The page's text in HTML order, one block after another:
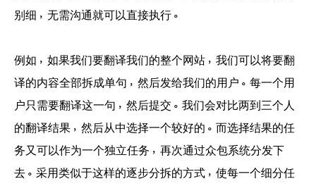
别细，无需沟通就可以直接执行。
例如，如果我们要翻译我们的整个网站，我们可以将要翻
译的内容全部拆成单句，然后发给我们的用户。每一个用
户只需要翻译这一句，然后提交。我们会对比两到三个人
的翻译结果，然后从中选择一个较好的。而选择结果的任
务又可以作为一个独立任务，再次通过众包系统分发下
去。采用类似于这样的逐步分拆的方式，使每一个细分任